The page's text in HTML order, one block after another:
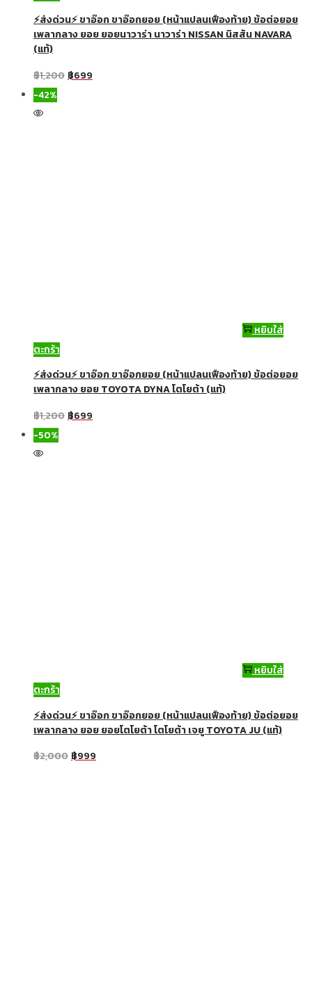
⚡ส่งด่วน⚡ ขาอ๊อก ขาอ๊อกยอย (หน้าแปลนเฟืองท้าย) ข้อต่อยอย
เพลากลาง ยอย ยอยนาวาร่า นาวาร่า NISSAN นิสสัน NAVARA
(แท้)
฿1,200 ฿699
-42%
หยิบใส่
ตะกร้า
⚡ส่งด่วน⚡ ขาอ๊อก ขาอ๊อกยอย (หน้าแปลนเฟืองท้าย) ข้อต่อยอย
เพลากลาง ยอย TOYOTA DYNA โตโยต้า (แท้)
฿1,200 ฿699
-50%
หยิบใส่
ตะกร้า
⚡ส่งด่วน⚡ ขาอ๊อก ขาอ๊อกยอย (หน้าแปลนเฟืองท้าย) ข้อต่อยอย
เพลากลาง ยอย ยอยโตโยต้า โตโยต้า เจยู TOYOTA JU (แท้)
฿2,000 ฿999